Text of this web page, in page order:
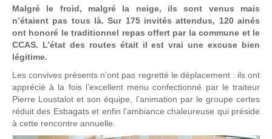
Malgré le froid, malgré la neige, ils sont venus mais
n’étaient pas tous là. Sur 175 invités attendus, 120 ainés
ont honoré le traditionnel repas offert par la commune et le
CCAS. L’état des routes était il est vrai une excuse bien
légitime.
Les convives présents n’ont pas regretté le déplacement : ils ont
apprécié à la fois l’excellent menu confectionné par le traiteur
Pierre Loustalot et son équipe, l’animation par le groupe certes
réduit des Esbagats et enfin l’ambiance chaleureuse qui préside
à cette rencontre annuelle.